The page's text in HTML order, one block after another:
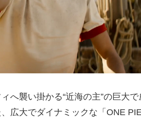
へ襲い掛かる“近海の主”の巨大
広大でダイナミックな「ONE